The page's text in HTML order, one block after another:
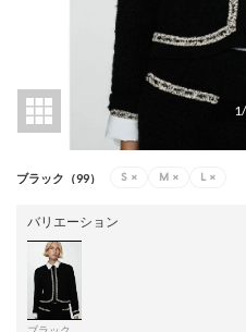
1/
ブラック（99） S × M × L ×
バリエーション